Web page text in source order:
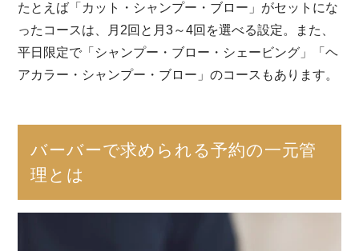
たとえば「カット・シャンプー・ブロー」がセットにな
ったコースは、月2回と月3～4回を選べる設定。また、
平日限定で「シャンプー・ブロー・シェービング」「ヘ
アカラー・シャンプー・ブロー」のコースもあります。
バーバーで求められる予約の一元管
理とは